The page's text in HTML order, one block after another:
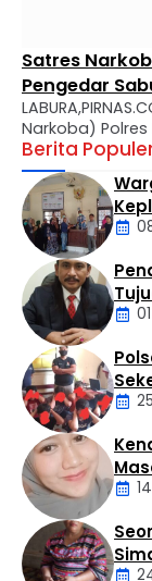
Satres
Pengedar
Narkoba)
kasus
hukumnya.
berhasil
Kelurahan
Kabupaten
sekitar pukul
Opsnal Satres
Berita
Daerah
Tak
Artikel
Daerah
Artikel